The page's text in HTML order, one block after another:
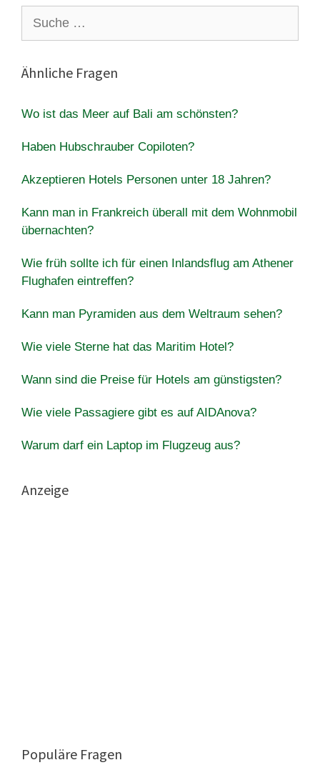
nach:
Ähnliche Fragen
Wo ist das Meer auf Bali am schönsten?
Haben Hubschrauber Copiloten?
Akzeptieren Hotels Personen unter 18 Jahren?
Kann man in Frankreich überall mit dem Wohnmobil
übernachten?
Wie früh sollte ich für einen Inlandsflug am Athener
Flughafen eintreffen?
Kann man Pyramiden aus dem Weltraum sehen?
Wie viele Sterne hat das Maritim Hotel?
Wann sind die Preise für Hotels am günstigsten?
Wie viele Passagiere gibt es auf AIDAnova?
Warum darf ein Laptop im Flugzeug aus?
Anzeige
Populäre Fragen